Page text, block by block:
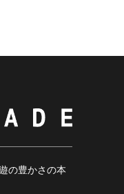
の豊かさの本